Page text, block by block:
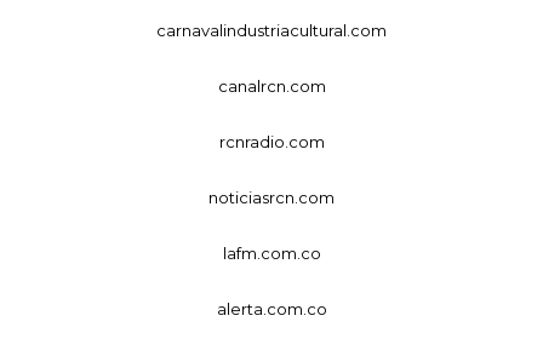
carnavalindustriacultural.com
canalrcn.com
rcnradio.com
noticiasrcn.com
lafm.com.co
alerta.com.co